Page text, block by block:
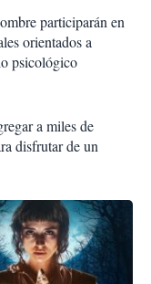
participarán en
orientados a
psicológico
a miles de
disfrutar de un